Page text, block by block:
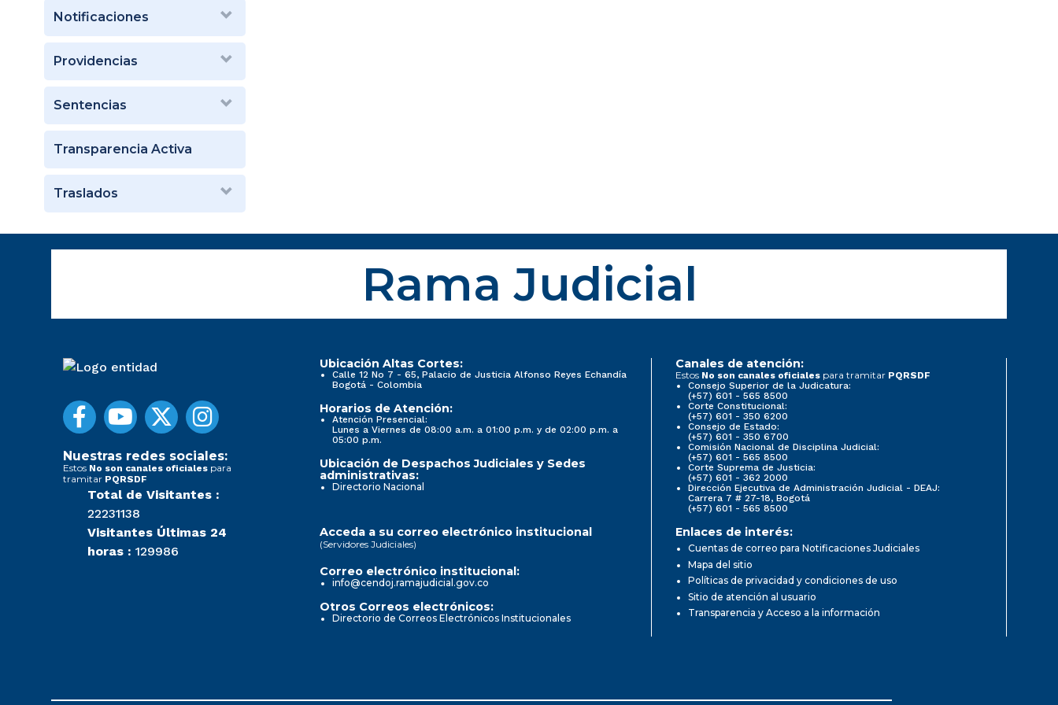
Notificaciones
Providencias
Sentencias
Transparencia Activa
Traslados
Rama Judicial
Nuestras redes sociales:
Estos No son canales oficiales para
tramitar PQRSDF
Total de Visitantes :
22231138
Visitantes Últimas 24
horas : 129986
Ubicación Altas Cortes:
Calle 12 No 7 - 65, Palacio de Justicia Alfonso Reyes Echandía
Bogotá - Colombia
Horarios de Atención:
Atención Presencial:
Lunes a Viernes de 08:00 a.m. a 01:00 p.m. y de 02:00 p.m. a
05:00 p.m.
Ubicación de Despachos Judiciales y Sedes
administrativas:
Directorio Nacional
Canales de atención:
Estos No son canales oficiales para tramitar PQRSDF
Consejo Superior de la Judicatura:
(+57) 601 - 565 8500
Corte Constitucional:
(+57) 601 - 350 6200
Consejo de Estado:
(+57) 601 - 350 6700
Comisión Nacional de Disciplina Judicial:
(+57) 601 - 565 8500
Corte Suprema de Justicia:
(+57) 601 - 362 2000
Dirección Ejecutiva de Administración Judicial - DEAJ:
Carrera 7 # 27-18, Bogotá
(+57) 601 - 565 8500
Acceda a su correo electrónico institucional
(Servidores Judiciales)
Correo electrónico institucional:
info@cendoj.ramajudicial.gov.co
Otros Correos electrónicos:
Directorio de Correos Electrónicos Institucionales
Enlaces de interés:
Cuentas de correo para Notificaciones Judiciales
Mapa del sitio
Políticas de privacidad y condiciones de uso
Sitio de atención al usuario
Transparencia y Acceso a la información